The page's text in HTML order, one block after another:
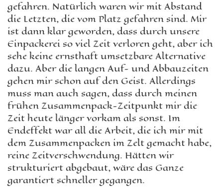
gefahren. Natürlich waren wir mit Abstand
die Letzten, die vom Platz gefahren sind. Mir
ist dann klar geworden, dass durch unsere
Einpackerei so viel Zeit verloren geht, aber ich
sehe keine ernsthaft umsetzbare Alternative
dazu. Aber die langen Auf- und Abbauzeiten
gehen mir schon auf den Geist. Allerdings
muss man auch sagen, dass durch meinen
frühen Zusammenpack-Zeitpunkt mir die
Zeit heute länger vorkam als sonst. Im
Endeffekt war all die Arbeit, die ich mir mit
dem Zusammenpacken im Zelt gemacht habe,
reine Zeitverschwendung. Hätten wir
strukturiert abgebaut, wäre das Ganze
garantiert schneller gegangen.